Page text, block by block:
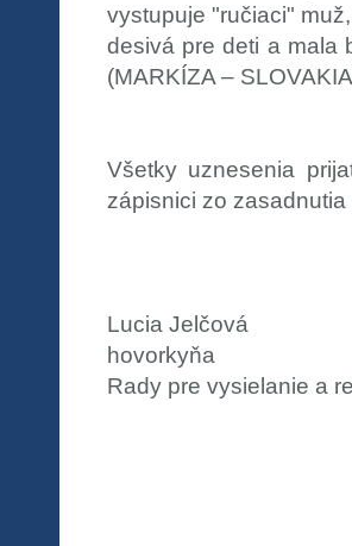
vystupuje "ručiaci"
desivá pre deti a mala
(MARKÍZA –
Všetky uznesenia
zápisnici zo
Lucia Jelčová
hovorkyňa
Rady pre vysielanie a